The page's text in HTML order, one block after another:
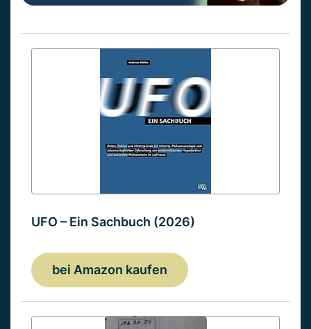
UFO – Ein Sachbuch (2026)
bei Amazon kaufen